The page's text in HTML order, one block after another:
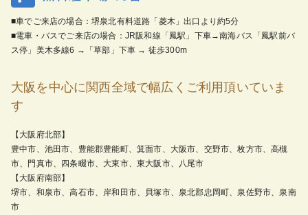
■車でご来店の場合：堺泉北有料道路「菱木」出口より約5分
■電車・バスでご来店の場合：JR阪和線「鳳駅」下車→南海バス「鳳駅前バ
ス停」美木多線6 →「草部」下車 → 徒歩300m
大阪を中心に関西全域で幅広くご利用頂いていま
す
【大阪府北部】
豊中市、池田市、豊能郡豊能町、箕面市、大阪市、交野市、枚方市、高槻
市、門真市、四条畷市、大東市、東大阪市、八尾市
【大阪府南部】
堺市、和泉市、高石市、岸和田市、貝塚市、泉北郡忠岡町、泉佐野市、泉南
市